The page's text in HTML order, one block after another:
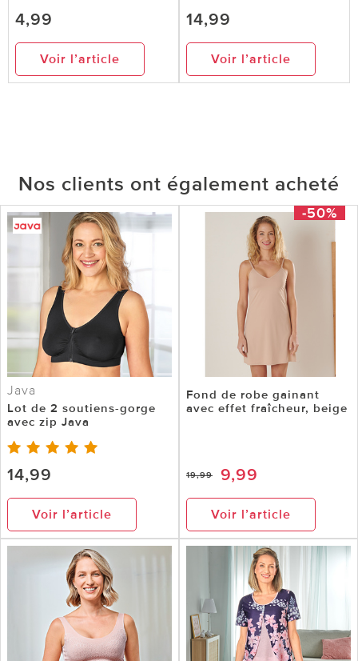
4,99
Voir l’article
14,99
Voir l’article
Nos clients ont également acheté
Java
Lot de 2 soutiens-gorge
avec zip Java
14,99
Voir l’article
-50%
Fond de robe gainant
avec effet fraîcheur, beige
19,99 9,99
Voir l’article